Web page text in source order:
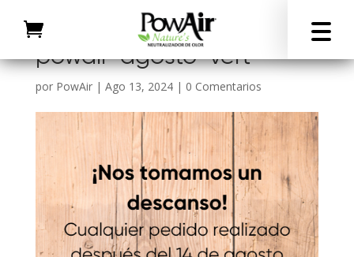
powair-agosto-vert
por PowAir| Ago 13, 2024| 0 Comentarios